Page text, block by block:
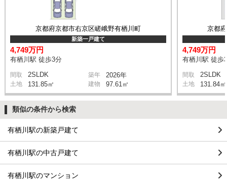
京都府京都市右京区嵯峨野有栖川町
新築一戸建て
4,749万円
有栖川駅 徒歩3分
間取 2SLDK 築年 2026年
土地 131.85㎡ 建物 97.61㎡
京都
4,749万円
有栖川駅 徒歩
間取 2SLDK
土地 131.84㎡
類似の条件から検索
有栖川駅の新築戸建て
有栖川駅の中古戸建て
有栖川駅のマンション